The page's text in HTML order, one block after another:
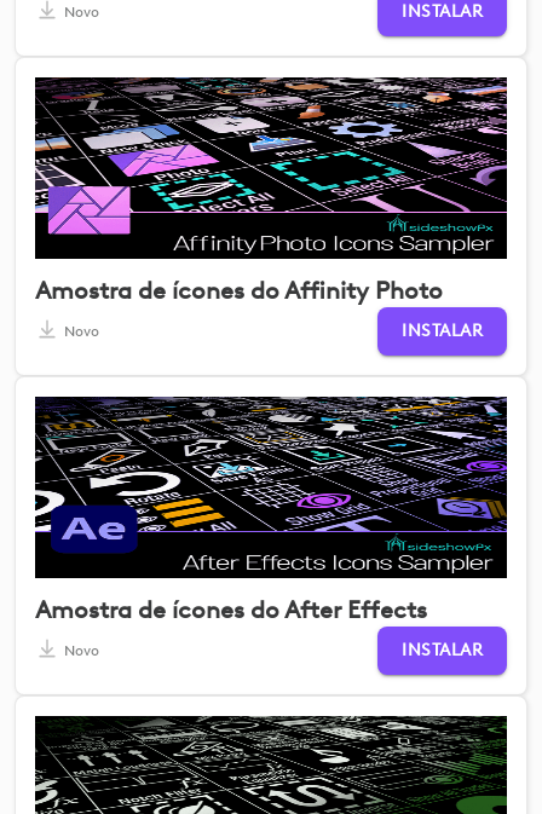
Novo INSTALAR
Amostra de ícones do Affinity Photo
Novo INSTALAR
Amostra de ícones do After Effects
Novo INSTALAR